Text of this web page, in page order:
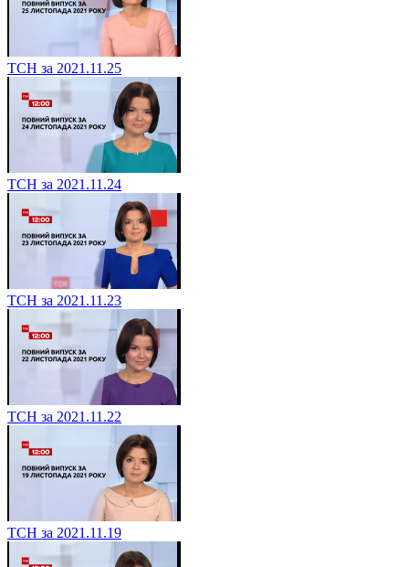
ТСН за 2021.11.25
ТСН за 2021.11.24
ТСН за 2021.11.23
ТСН за 2021.11.22
ТСН за 2021.11.19